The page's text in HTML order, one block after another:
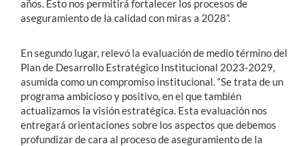
años. Esto nos permitirá fortalecer los procesos de
aseguramiento de la calidad con miras a 2028”.
En segundo lugar, relevó la evaluación de medio término del
Plan de Desarrollo Estratégico Institucional 2023-2029,
asumida como un compromiso institucional. “Se trata de un
programa ambicioso y positivo, en el que también
actualizamos la visión estratégica. Esta evaluación nos
entregará orientaciones sobre los aspectos que debemos
profundizar de cara al proceso de aseguramiento de la